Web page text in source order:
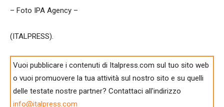
– Foto IPA Agency –
(ITALPRESS).
Vuoi pubblicare i contenuti di Italpress.com sul tuo sito web
o vuoi promuovere la tua attività sul nostro sito e su quelli
delle testate nostre partner? Contattaci all'indirizzo
info@italpress.com